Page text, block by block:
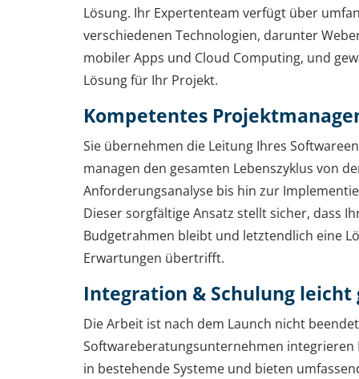
Lösung. Ihr Expertenteam verfügt über
verschiedenen Technologien, darunter
mobiler Apps und Cloud Computing, und
Lösung für Ihr Projekt.
Kompetentes
Sie übernehmen die Leitung Ihres
managen den gesamten Lebenszyklus von
Anforderungsanalyse bis hin zur
Dieser sorgfältige Ansatz stellt sicher, dass
Budgetrahmen bleibt und letztendlich eine
Erwartungen übertrifft.
Integration & Schulung leicht
Die Arbeit ist nach dem Launch nicht
Softwareberatungsunternehmen integrieren
in bestehende Systeme und bieten